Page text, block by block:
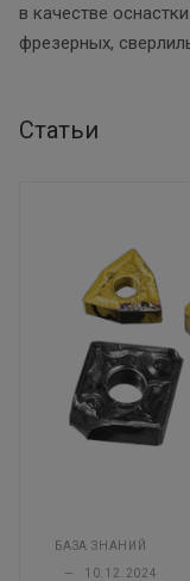
в качестве
фрезерных,
Статьи
БАЗА ЗНАНИЙ
— 10.12.2024